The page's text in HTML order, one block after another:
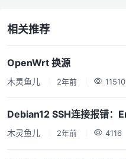
相关推荐
OpenWrt 换源
木灵鱼儿 2年前 11510
木灵鱼儿 2年前 4116